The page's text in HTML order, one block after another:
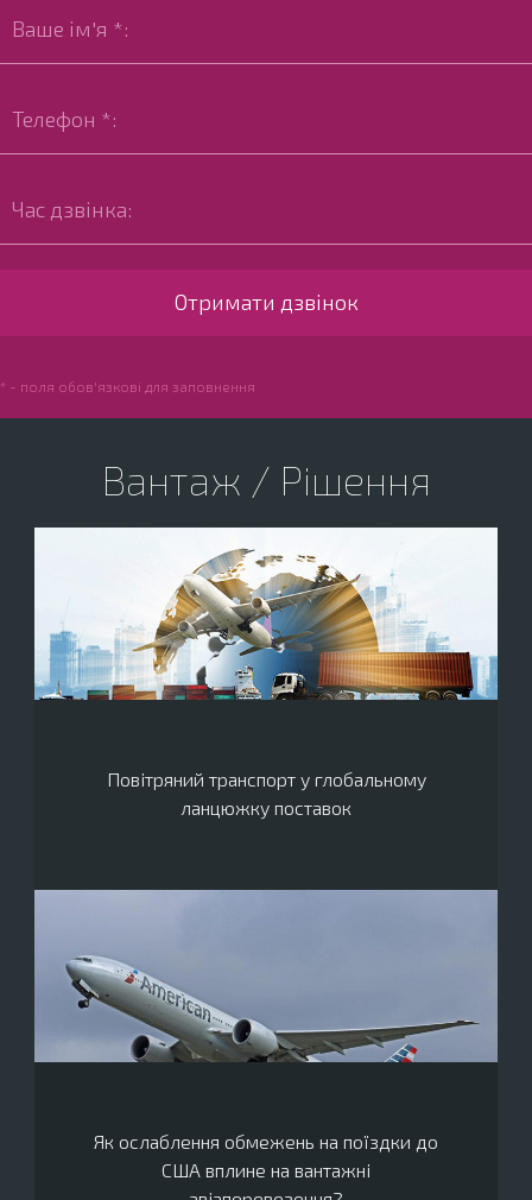
* - поля обов'язкові для заповнення
Вантаж / Рішення
Повітряний транспорт у глобальному
ланцюжку поставок
Як ослаблення обмежень на поїздки до
США вплине на вантажні